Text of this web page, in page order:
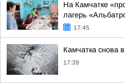
На Камчатке
лагерь
17:45
Камчатка снова
17:39